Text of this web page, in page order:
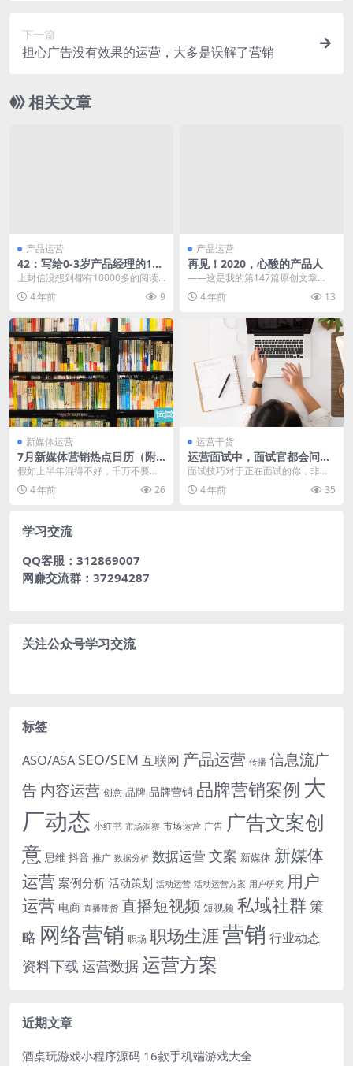
下一篇
担心广告没有效果的运营，大多是误解了营销
相关文章
产品运营
42：写给0-3岁产品经理的12
封信（第02封）
上封信没想到都有10000多的阅读
量了，非常感谢各位小伙伴的支
持，无论是批评还是...
4 年前 9
产品运营
再见！2020，心酸的产品人
——这是我的第147篇原创文章
—— 学习 B 端产品，就看「司马特
小分队」 又到...
4 年前 13
新媒体运营
7月新媒体营销热点日历（附
参考案例）
假如上半年混得不好，千万不要气
馁…… 不管是做新媒体，市场营
销，还是活动策划、文...
4 年前 26
运营干货
运营面试中，面试官都会问什
么？
面试技巧对于正在面试的你，非常
重要！你需要在几分钟内让面试官
“看上你”。然而，这...
4 年前 35
学习交流
QQ客服：312869007
网赚交流群：37294287
关注公众号学习交流
标签
ASO/ASA SEO/SEM 互联网 产品运营 传播 信息流广
告 内容运营 创意 品牌 品牌营销 品牌营销案例 大
厂动态 小红书 市场洞察 市场运营 广告 广告文案创
意 思维 抖音 推广 数据分析 数据运营文案 新媒体 新媒体
运营 案例分析 活动策划 活动运营 活动运营方案 用户研究 用户
运营 电商 直播带货 直播短视频 短视频 私域社群 策
略 网络营销 职场 职场生涯营销 行业动态
资料下载 运营数据运营方案
近期文章
酒桌玩游戏小程序源码 16款手机端游戏大全